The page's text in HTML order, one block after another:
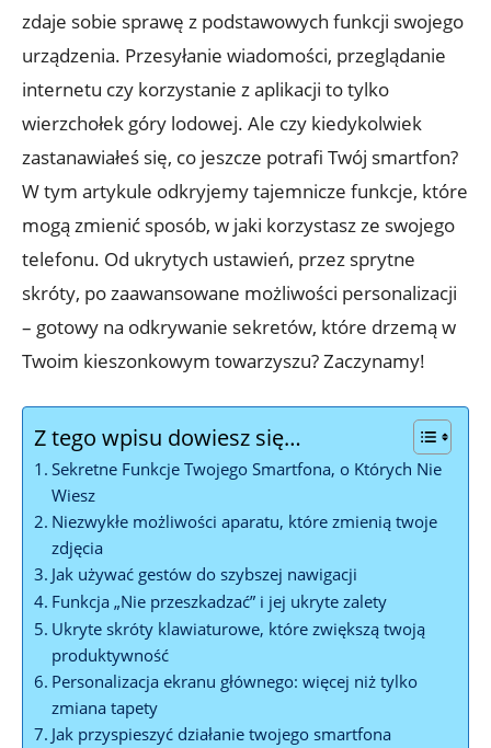
zdaje sobie sprawę z podstawowych funkcji swojego
urządzenia.⁢ Przesyłanie wiadomości,​ przeglądanie
internetu czy korzystanie z aplikacji ⁤to tylko
wierzchołek góry lodowej. Ale czy kiedykolwiek
‍zastanawiałeś się, co⁤ jeszcze​ potrafi Twój smartfon?
W ⁢tym‌ artykule odkryjemy tajemnicze funkcje, które
mogą zmienić sposób, w jaki korzystasz ze swojego
telefonu. Od⁢ ukrytych ustawień, przez sprytne
skróty, po zaawansowane‍ możliwości personalizacji
– gotowy na odkrywanie sekretów, które‍ drzemą w
Twoim kieszonkowym towarzyszu? Zaczynamy!
Z tego wpisu dowiesz się…
Sekretne Funkcje Twojego ⁢Smartfona, ​o Których Nie
Wiesz
Niezwykłe możliwości ⁢aparatu, które​ zmienią twoje
zdjęcia
Jak używać gestów do ⁢szybszej nawigacji
Funkcja „Nie przeszkadzać” i jej ukryte zalety
Ukryte⁤ skróty klawiaturowe, ‍które zwiększą twoją
produktywność
Personalizacja ekranu głównego: więcej niż tylko
zmiana tapety
Jak‌ przyspieszyć⁤ działanie twojego smartfona